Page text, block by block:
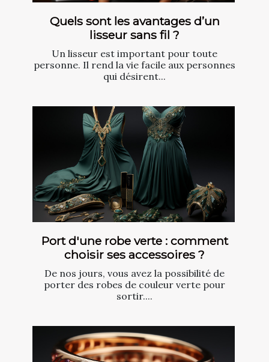
Quels sont les avantages d’un
lisseur sans fil ?
Un lisseur est important pour toute
personne. Il rend la vie facile aux personnes
qui désirent...
Port d'une robe verte : comment
choisir ses accessoires ?
De nos jours, vous avez la possibilité de
porter des robes de couleur verte pour
sortir....